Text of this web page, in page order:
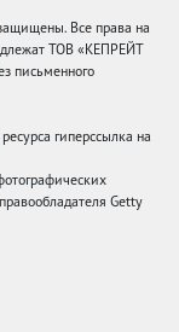
Все права на
ТОВ «КЕПРЕЙТ
письменного
гиперссылка на
Getty